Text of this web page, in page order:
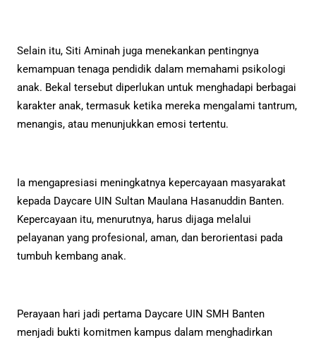
Selain itu, Siti Aminah juga menekankan pentingnya
kemampuan tenaga pendidik dalam memahami psikologi
anak. Bekal tersebut diperlukan untuk menghadapi berbagai
karakter anak, termasuk ketika mereka mengalami tantrum,
menangis, atau menunjukkan emosi tertentu.
Ia mengapresiasi meningkatnya kepercayaan masyarakat
kepada Daycare UIN Sultan Maulana Hasanuddin Banten.
Kepercayaan itu, menurutnya, harus dijaga melalui
pelayanan yang profesional, aman, dan berorientasi pada
tumbuh kembang anak.
Perayaan hari jadi pertama Daycare UIN SMH Banten
menjadi bukti komitmen kampus dalam menghadirkan